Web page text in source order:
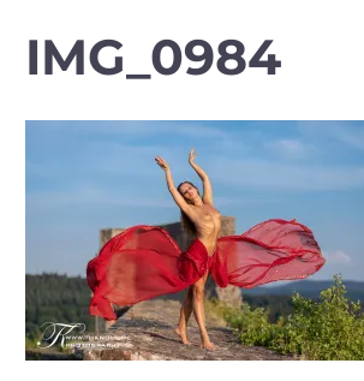
IMG_0984